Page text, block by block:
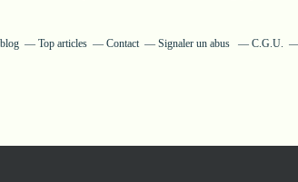
Top articles Contact Signaler un abus C.G.U.